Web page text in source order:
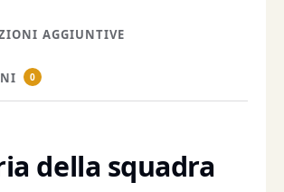
AGGIUNTIVE
0
della squadra